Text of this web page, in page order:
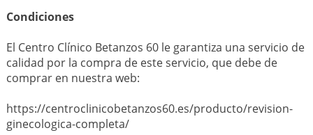
Condiciones
El Centro Clínico Betanzos 60 le garantiza una servicio de
calidad por la compra de este servicio, que debe de
comprar en nuestra web:
https://centroclinicobetanzos60.es/producto/revision-
ginecologica-completa/